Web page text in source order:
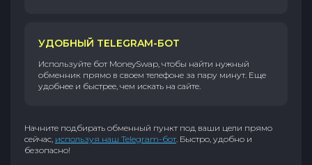
УДОБНЫЙ TELEGRAM-БОТ
Используйте бот MoneySwap, чтобы найти нужный
обменник прямо в своем телефоне за пару минут. Еще
удобнее и быстрее, чем искать на сайте.
Начните подбирать обменный пункт под ваши цели прямо
сейчас, используя наш Telegram-бот. Быстро, удобно и
безопасно!